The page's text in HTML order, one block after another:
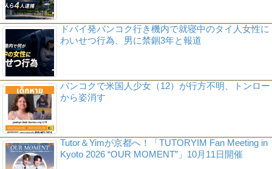
ドバイ発バンコク行き機内で就寝中のタイ人女性に
わいせつ行為、男に禁錮3年と報道
バンコクで米国人少女（12）が行方不明、トンロー
から姿消す
Tutor＆Yimが京都へ！「TUTORYIM Fan Meeting in
Kyoto 2026 “OUR MOMENT”」10月11日開催